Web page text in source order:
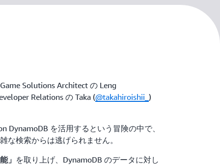
Solutions Architect の Leng
Relations の Taka (@takahiroishii_ )
DynamoDB を活用するという冒険の中で、
な検索からは逃げられません。
」 を取り上げ、DynamoDB のデータに対し